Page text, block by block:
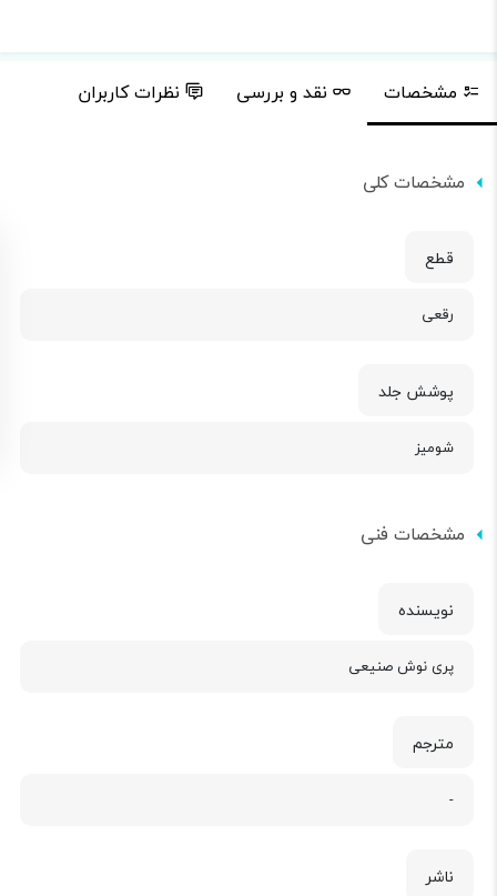
مشخصات نقد و بررسی نظرات کاربران
مشخصات کلی
قطع
رقعی
پوشش جلد
شومیز
مشخصات فنی
نویسنده
پری نوش صنیعی
مترجم
-
ناشر